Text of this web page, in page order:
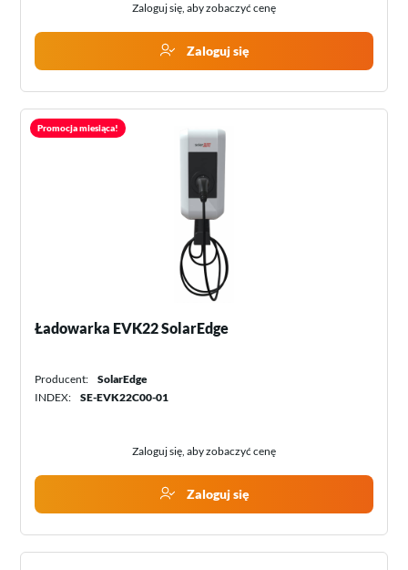
Zaloguj się, aby zobaczyć cenę
Zaloguj się
Promocja miesiąca!
Ładowarka EVK22 SolarEdge
Producent:
SolarEdge
INDEX:
SE-EVK22C00-01
Zaloguj się, aby zobaczyć cenę
Zaloguj się